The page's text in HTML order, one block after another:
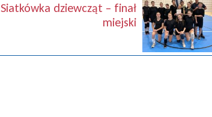
Siatkówka dziewcząt – finał
miejski